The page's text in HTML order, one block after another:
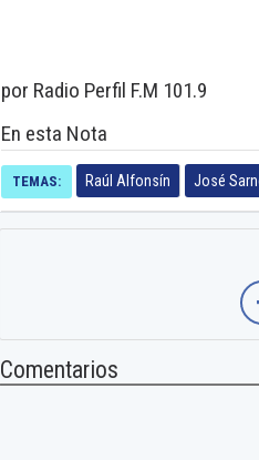
por Radio Perfil F.M 101.9
En esta Nota
TEMAS: Raúl Alfonsín José
Comentarios